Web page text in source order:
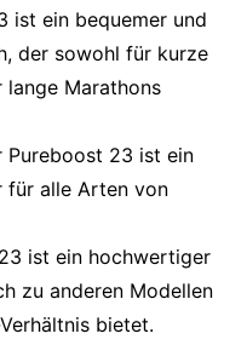
ist ein bequemer und
, der sowohl für kurze
lange Marathons
Pureboost 23 ist ein
für alle Arten von
ist ein hochwertiger
zu anderen Modellen
bietet.